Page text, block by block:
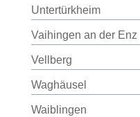
Untertürkheim
Vaihingen an der Enz
Vellberg
Waghäusel
Waiblingen